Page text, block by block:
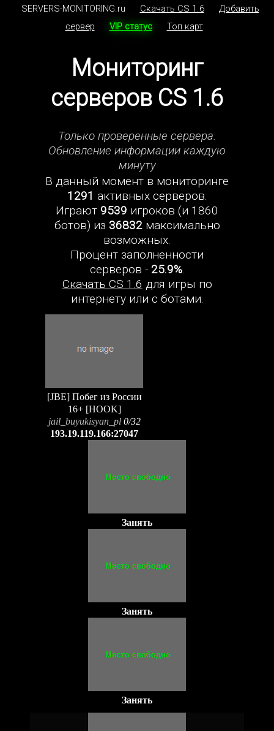
SERVERS-MONITORING.ru Скачать CS 1.6
Добавить
сервер
VIP статус Топ карт
Мониторинг
серверов CS 1.6
Только проверенные сервера.
Обновление информации каждую
минуту
В данный момент в мониторинге
1291 активных серверов.
Играют 9539 игроков (и 1860
ботов) из 36832максимально
возможных.
Процент заполненности
серверов - 25.9%.
Скачать CS 1.6 для игры по
интернету или с ботами.
[JBE] Побег из России
16+ [HOOK]
jail_buyukisyan_pl 0/32
193.19.119.166:27047
Занять
Занять
Занять